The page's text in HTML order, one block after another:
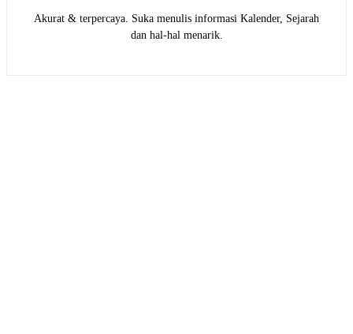
Akurat & terpercaya. Suka menulis informasi Kalender, Sejarah
dan hal-hal menarik.